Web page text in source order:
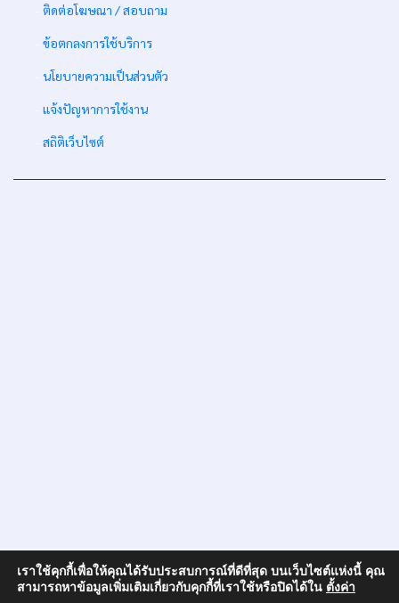
เราใช้คุกกี้เพื่อให้คุณได้รับประสบการณ์ที่ดีที่สุด บนเว็บไซต์แห่งนี้ คุณ
สามารถหาข้อมูลเพิ่มเติมเกี่ยวกับคุกกี้ที่เราใช้หรือปิดได้ใน ตั้งค่า
ติดต่อโฆษณา / สอบถาม
ข้อตกลงการใช้บริการ
นโยบายความเป็นส่วนตัว
แจ้งปัญหาการใช้งาน
สถิติเว็บไซต์